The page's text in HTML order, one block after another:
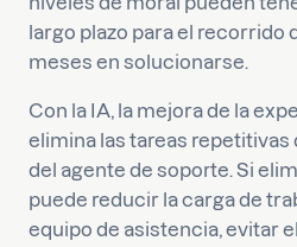
largo plazo para el recorrido
meses en solucionarse.
Con la IA, la mejora de la
elimina las tareas repetitivas
del agente de soporte. Si
puede reducir la carga de
equipo de asistencia, evitar